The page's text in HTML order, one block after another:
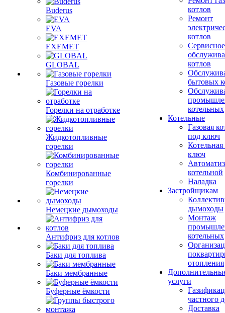
Buderus
EVA
EXEMET
GLOBAL
Газовые горелки
Горелки на отработке
Жидкотопливные
горелки
Комбинированные
горелки
Немецкие дымоходы
Антифриз для котлов
Баки для топлива
Баки мембранные
Буферные ёмкости
котлов
Ремонт
котлов
Сервисное
котлов
бытовых
котельных
Котельные
Газовая
под ключ
ключ
котельной
Наладка
Застройщикам
дымоходы
Монтаж
котельных
отопления
услуги
частного
Доставка